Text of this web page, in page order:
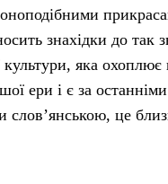
знахідки до так
культури, яка охоплює
ери і є за останніми
слов’янською, це